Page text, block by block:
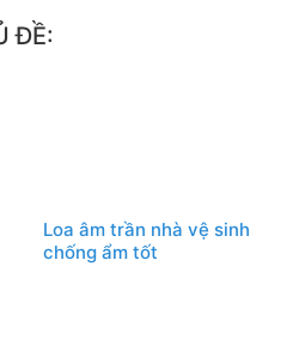
ĐỀ:
Loa âm trần nhà vệ sinh
chống ẩm tốt